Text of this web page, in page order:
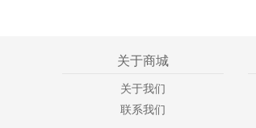
关于商城
关于我们
联系我们